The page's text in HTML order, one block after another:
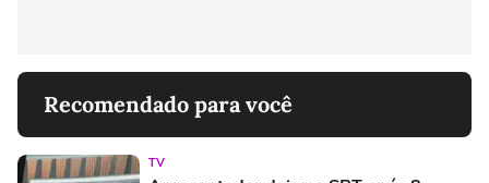
Recomendado para você
TV